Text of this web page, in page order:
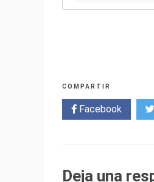
8
COMPARTIR
Facebook
Deja una